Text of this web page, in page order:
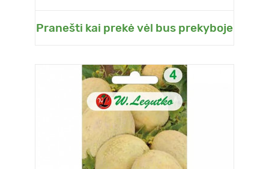
Pranešti kai prekė vėl bus prekyboje